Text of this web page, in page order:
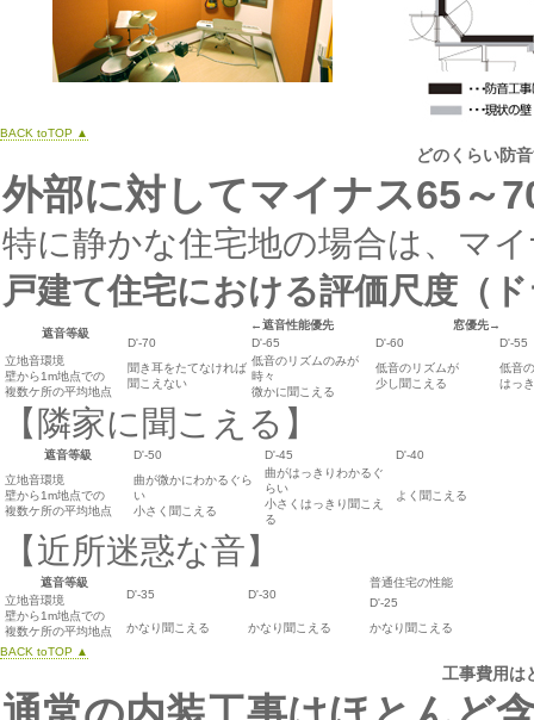
BACK toTOP ▲
どのくらい防
外部に対してマイナス65～
特に静かな住宅地の場合は、マ
戸建て住宅における評価尺度（
遮音等級
←遮音性能優先 窓優先→
D'-70
D'-65 D'-60
D'-55
立地音環境
壁から1m地点での
複数ケ所の平均地点
聞き耳をたてなければ
聞こえない
低音のリズムのみが
時々
微かに聞こえる
低音のリズムが
少し聞こえる
低音
はっ
【隣家に聞こえる】
遮音等級 D'-50 D'-45
D'-40
立地音環境
壁から1m地点での
複数ケ所の平均地点
曲が微かにわかるぐら
い
小さく聞こえる
曲がはっきりわかるぐ
らい
小さくはっきり聞こえ
る
よく聞こえる
【近所迷惑な音】
遮音等級
D'-35
D'-30
普通住宅の性能
立地音環境
壁から1m地点での
複数ケ所の平均地点
D'-25
かなり聞こえる
かなり聞こえる
かなり聞こえる
BACK toTOP ▲
工事費用は